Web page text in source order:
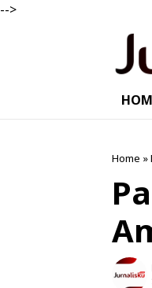
-->
Home »